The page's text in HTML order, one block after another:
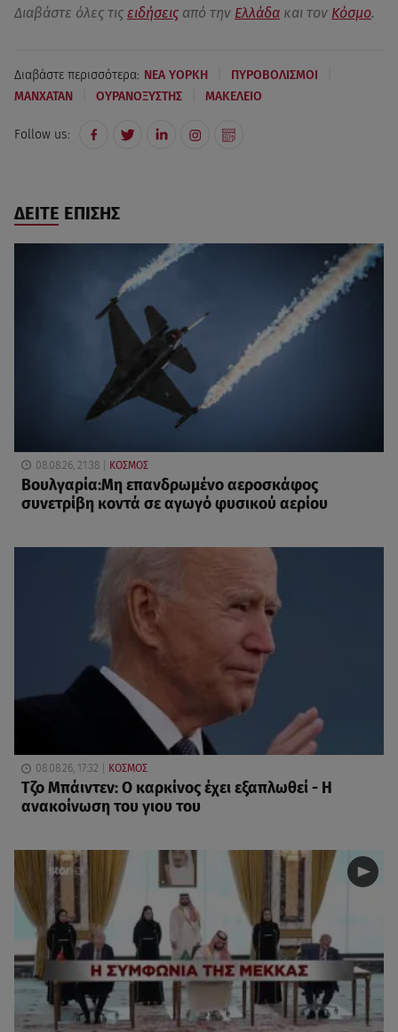
Διαβάστε όλες τις ειδήσεις από την Ελλάδα και τον Κόσμο.
Διαβάστε περισσότερα: ΝΕΑ ΥΟΡΚΗ ΠΥΡΟΒΟΛΙΣΜΟΙ
ΜΑΝΧΑΤΑΝ ΟΥΡΑΝΟΞΥΣΤΗΣ ΜΑΚΕΛΕΙΟ
Follow us:
ΔΕΙΤΕ ΕΠΙΣΗΣ
08.08.26, 21:38 ΚΟΣΜΟΣ
Βουλγαρία:Μη επανδρωμένο αεροσκάφος
συνετρίβη κοντά σε αγωγό φυσικού αερίου
08.08.26, 17:32 ΚΟΣΜΟΣ
Τζο Μπάιντεν: Ο καρκίνος έχει εξαπλωθεί - Η
ανακοίνωση του γιου του